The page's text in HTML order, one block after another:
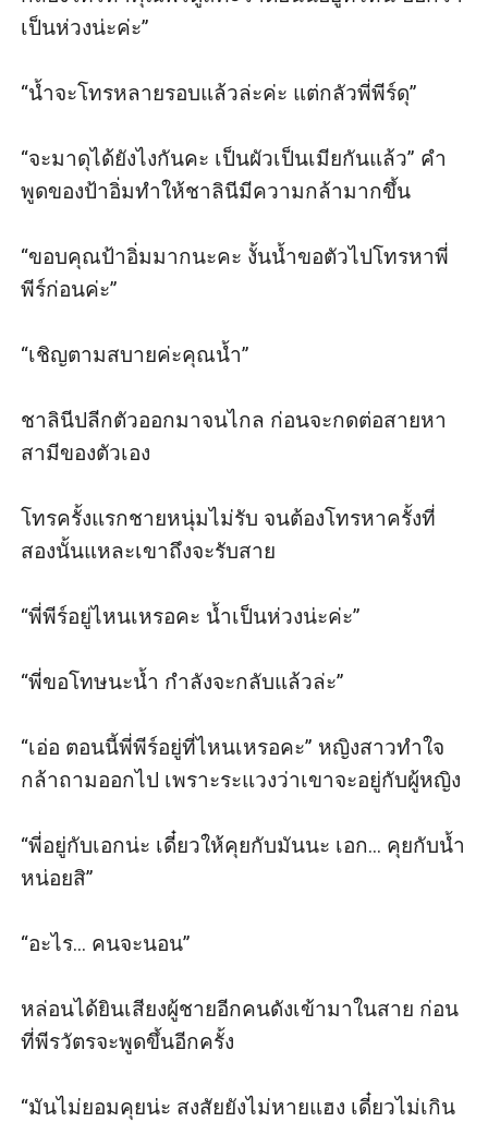
เป็นห่วงน่ะค่ะ”
“น้ำจะโทรหลายรอบแล้วล่ะค่ะ แต่กลัวพี่พีร์ดุ”
“จะมาดุได้ยังไงกันคะ เป็นผัวเป็นเมียกันแล้ว” คำ
พูดของป้าอิ่มทำให้ชาลินีมีความกล้ามากขึ้น
“ขอบคุณป้าอิ่มมากนะคะ งั้นน้ำขอตัวไปโทรหาพี่
พีร์ก่อนค่ะ”
“เชิญตามสบายค่ะคุณน้ำ”
ชาลินีปลีกตัวออกมาจนไกล ก่อนจะกดต่อสายหา
สามีของตัวเอง
โทรครั้งแรกชายหนุ่มไม่รับ จนต้องโทรหาครั้งที่
สองนั้นแหละเขาถึงจะรับสาย
“พี่พีร์อยู่ไหนเหรอคะ น้ำเป็นห่วงน่ะค่ะ”
“พี่ขอโทษนะน้ำ กำลังจะกลับแล้วล่ะ”
“เอ่อ ตอนนี้พี่พีร์อยู่ที่ไหนเหรอคะ” หญิงสาวทำใจ
กล้าถามออกไป เพราะระแวงว่าเขาจะอยู่กับผู้หญิง
“พี่อยู่กับเอกน่ะ เดี๋ยวให้คุยกับมันนะ เอก... คุยกับน้ำ
หน่อยสิ”
“อะไร... คนจะนอน”
หล่อนได้ยินเสียงผู้ชายอีกคนดังเข้ามาในสาย ก่อน
ที่พีรวัตรจะพูดขึ้นอีกครั้ง
“มันไม่ยอมคุยน่ะ สงสัยยังไม่หายแฮง เดี๋ยวไม่เกิน